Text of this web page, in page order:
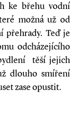
ke břehu vodní
možná už od
přehrady. Teď je
odcházejícího
těší jejich
dlouho smíření
zase opustit.